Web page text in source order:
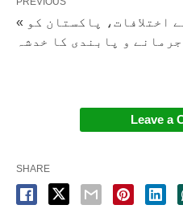
« پی او اے اور پی ایس بی کے اختلافات، پاکستان کو
و پابندی کا خدشہ
Leave a
SHARE